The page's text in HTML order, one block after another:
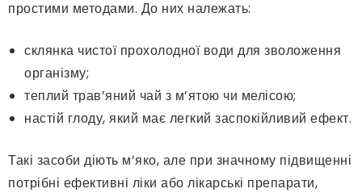
простими методами. До них належать:
склянка чистої прохолодної води для зволоження
організму;
теплий трав’яний чай з м’ятою чи мелісою;
настій глоду, який має легкий заспокійливий ефект.
Такі засоби діють м’яко, але при значному підвищенні
потрібні ефективні ліки або лікарські препарати,